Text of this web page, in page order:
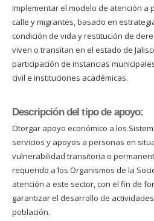
Implementar el modelo de atención a
calle y migrantes, basado en
condición de vida y restitución de
viven o transitan en el estado de
participación de instancias
civil e instituciones académicas.
Descripción del tipo de apoyo:
Otorgar apoyo económico a los
servicios y apoyos a personas en
vulnerabilidad transitoria o
requerido a los Organismos de la
atención a este sector, con el fin de
garantizar el desarrollo de
población.